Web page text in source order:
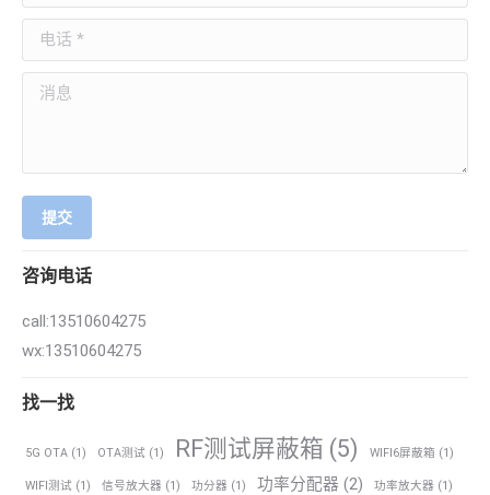
电话 *
消息
提交
咨询电话
call:13510604275
wx:13510604275
找一找
5G OTA (1) OTA测试 (1) RF测试屏蔽箱 (5) WIFI6屏蔽箱 (1)
WIFI测试 (1) 信号放大器 (1) 功分器 (1) 功率分配器 (2) 功率放大器 (1)